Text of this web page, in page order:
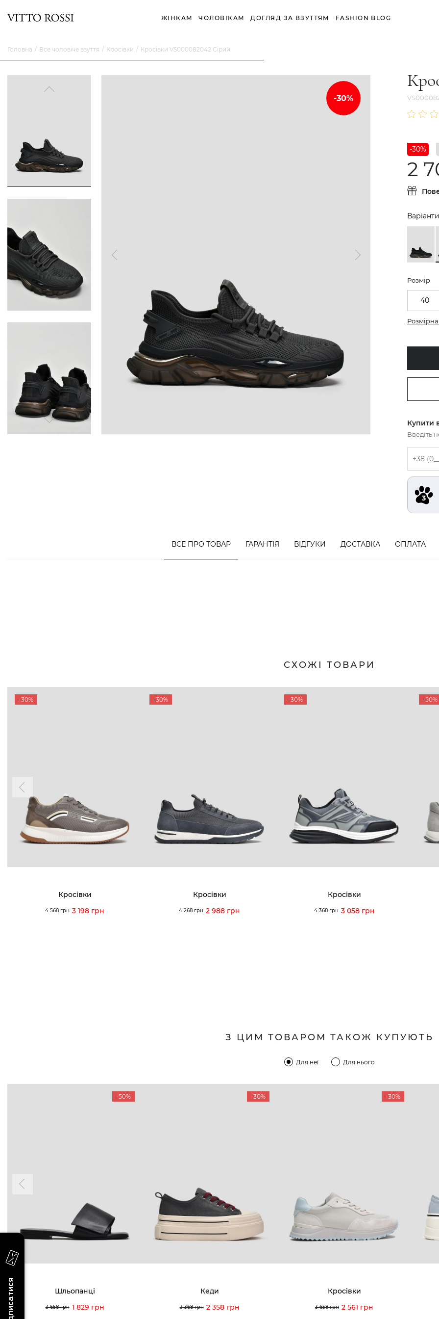
ЖІНКАМ ЧОЛОВІКАМ ДОГЛЯД ЗА ВЗУТТЯМ FASHION BLOG
Головна Все чоловіче взуття Кросівки Кросівки VS000082042 Сірий
-30%
2
Розмір
40
Розмірна
Купити
Введіть
ВСЕ ПРО ТОВАР ГАРАНТІЯ ВІДГУКИ ДОСТАВКА ОПЛАТА
СХОЖІ ТОВАРИ
-30%
Кросівки
4 568 грн 3 198 грн
-30%
Кросівки
4 268 грн 2 988 грн
-30%
Кросівки
4 368 грн 3 058 грн
-50%
З ЦИМ ТОВАРОМ ТАКОЖ КУПУЮТЬ
Для неї Для нього
-50%
Шльопанці
3 658 грн 1 829 грн
-30%
Кеди
3 368 грн 2 358 грн
-30%
Кросівки
3 658 грн 2 561 грн
Для неї
0 (993) 58-60-56
0 (933) 35-59-12
0 (973) 89-43-98
Viber
Вакансії та Робота
Наші магазини
Підписатися